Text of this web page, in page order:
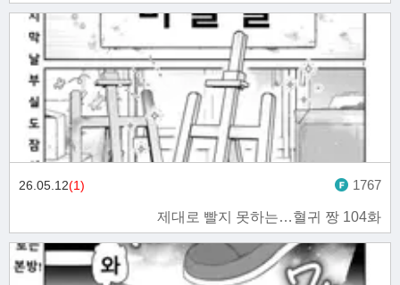
제대로 빨지 못하는…혈귀 짱 104화
26.05.12(1) 1767